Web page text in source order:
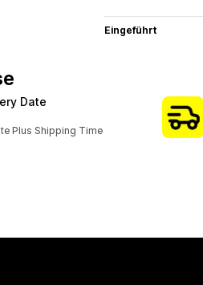
Eingeführt
Date
Plus Shipping Time